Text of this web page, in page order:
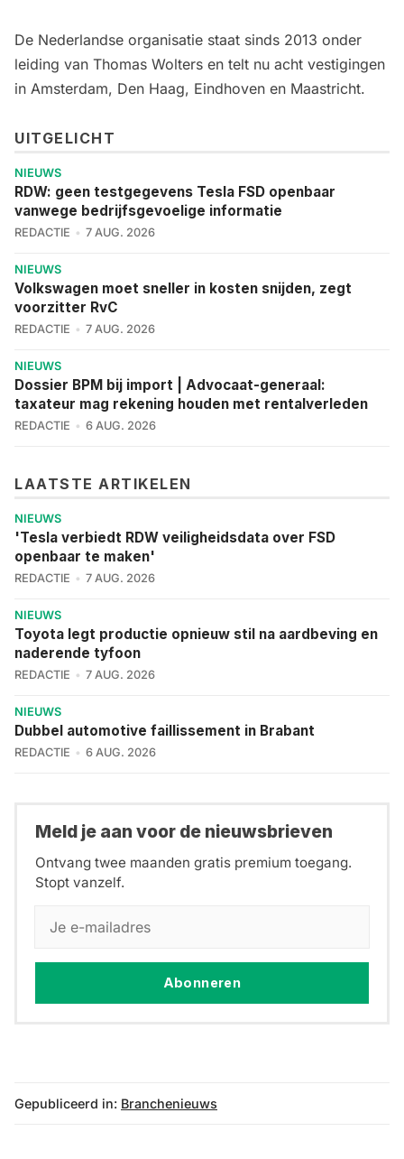
De Nederlandse organisatie staat sinds 2013 onder
leiding van Thomas Wolters en telt nu acht vestigingen
in Amsterdam, Den Haag, Eindhoven en Maastricht.
UITGELICHT
NIEUWS
RDW: geen testgegevens Tesla FSD openbaar
vanwege bedrijfsgevoelige informatie
REDACTIE 7 AUG. 2026
NIEUWS
Volkswagen moet sneller in kosten snijden, zegt
voorzitter RvC
REDACTIE 7 AUG. 2026
NIEUWS
Dossier BPM bij import | Advocaat-generaal:
taxateur mag rekening houden met rentalverleden
REDACTIE 6 AUG. 2026
LAATSTE ARTIKELEN
NIEUWS
'Tesla verbiedt RDW veiligheidsdata over FSD
openbaar te maken'
REDACTIE 7 AUG. 2026
NIEUWS
Toyota legt productie opnieuw stil na aardbeving en
naderende tyfoon
REDACTIE 7 AUG. 2026
NIEUWS
Dubbel automotive faillissement in Brabant
REDACTIE 6 AUG. 2026
Meld je aan voor de nieuwsbrieven
Ontvang twee maanden gratis premium toegang.
Stopt vanzelf.
Abonneren
Gepubliceerd in: Branchenieuws